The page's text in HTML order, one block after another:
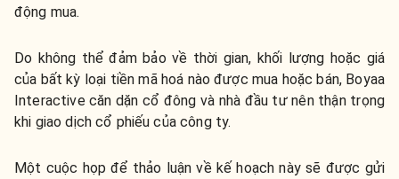
động mua.
Do không thể đảm bảo về thời gian, khối lượng hoặc giá
của bất kỳ loại tiền mã hoá nào được mua hoặc bán, Boyaa
Interactive căn dặn cổ đông và nhà đầu tư nên thận trọng
khi giao dịch cổ phiếu của công ty.
Một cuộc họp để thảo luận về kế hoạch này sẽ được gửi